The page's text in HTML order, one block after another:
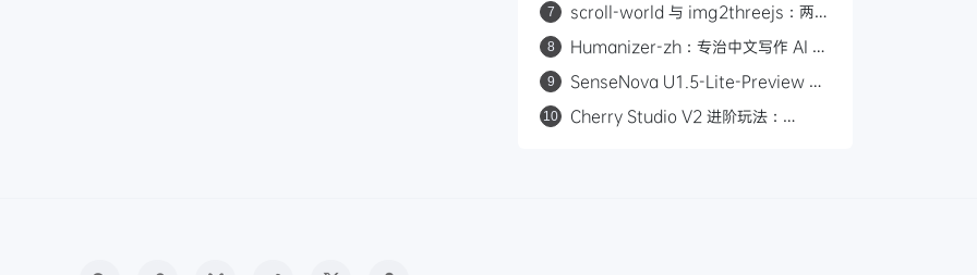
7
scroll-world 与 img2threejs：两个
做网页和 3D 模型
8
Humanizer-zh：专治中文写作 AI 味
9
SenseNova U1.5-Lite-Preview 开
4K 图像生成与编辑
10
Cherry Studio V2 进阶玩法：